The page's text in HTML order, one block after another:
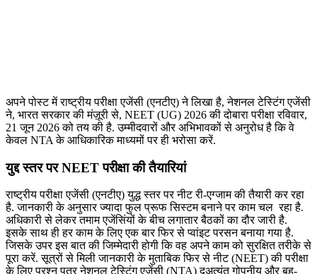
अपने पोस्ट में राष्ट्रीय परीक्षा एजेंसी (एनटीए) ने लिखा है, नेशनल टेस्टिंग एजेंसी
ने, भारत सरकार की मंज़ूरी से, NEET (UG) 2026 की दोबारा परीक्षा रविवार,
21 जून 2026 को तय की है. उम्मीदवारों और अभिभावकों से अनुरोध है कि वे
केवल NTA के आधिकारिक माध्यमों पर ही भरोसा करें.
युद्द स्तर पर NEET परीक्षा की तैयारियां
राष्ट्रीय परीक्षा एजेंसी (एनटीए) युद्ध स्तर पर नीट री-एग्जाम की तैयारी कर रहा
है. जानकारी के अनुसार ज्यादा फुल प्रूफ सिस्टम बनाने पर काम चल रहा है.
अधिकारी से लेकर तमाम एजेंसिंयों के बीच लगातार बैठकों का दौर जारी है.
इसके साथ ही हर काम के लिए एक बार फिर से प्वांइट परसन बनाया गया है.
जिसके उपर इस बात की जिम्मेदारी होगी कि वह अपने काम को सुरक्षित तरीके से
पूरा करें. सूत्रों से मिली जानकारी के मुताबिक फिर से नीट (NEET) की परीक्षा
के लिए प्रश्न पत्र नेशनल टेस्टिंग एजेंसी (NTA) दअत्यंत गोपनीय और बहु-